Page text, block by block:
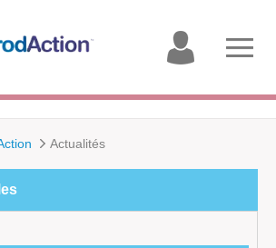
account
Actualités